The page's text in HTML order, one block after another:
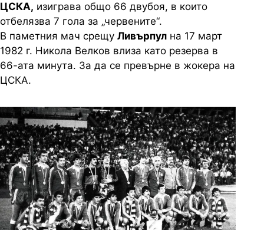
ЦСКА, изиграва общо 66 двубоя, в които
отбелязва 7 гола за „червените“.
В паметния мач срещу Ливърпул на 17 март
1982 г. Никола Велков влиза като резерва в
66-ата минута. За да се превърне в жокера на
ЦСКА.